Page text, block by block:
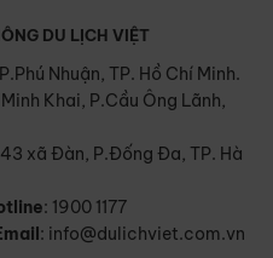
DU LỊCH VIỆT
Nhuận, TP. Hồ Chí Minh.
Khai, P.Cầu Ông Lãnh,
xã Đàn, P.Đống Đa, TP. Hà
: 1900 1177
: info@dulichviet.com.vn